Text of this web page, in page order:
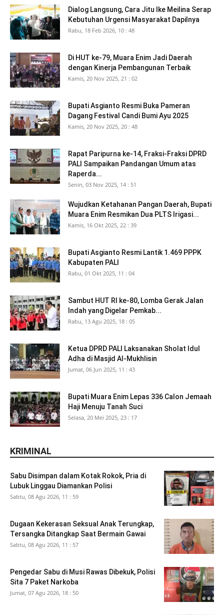
Dialog Langsung, Cara Jitu Ike Meilina Serap
Kebutuhan Urgensi Masyarakat Dapilnya
Rabu, 18 Feb 2026, 10 : 48
Di HUT ke-79, Muara Enim Jadi Daerah
dengan Kinerja Pembangunan Terbaik
Kamis, 20 Nov 2025, 21 : 02
Bupati Asgianto Resmi Buka Pameran
Dagang Festival Candi Bumi Ayu 2025
Kamis, 20 Nov 2025, 20 : 48
Rapat Paripurna ke-14, Fraksi-Fraksi DPRD
PALI Sampaikan Pandangan Umum atas
Raperda...
Senin, 03 Nov 2025, 14 : 51
Wujudkan Ketahanan Pangan Daerah, Bupati
Muara Enim Resmikan Dua PLTS Irigasi...
Kamis, 16 Okt 2025, 22 : 39
Bupati Asgianto Resmi Lantik 1.469 PPPK
Kabupaten PALI
Rabu, 01 Okt 2025, 11 : 04
Sambut HUT RI ke-80, Lomba Gerak Jalan
Indah yang Digelar Pemkab...
Rabu, 13 Agu 2025, 18 : 05
Ketua DPRD PALI Laksanakan Sholat Idul
Adha di Masjid Al-Mukhlisin
Jumat, 06 Jun 2025, 11 : 43
Bupati Muara Enim Lepas 336 Calon Jemaah
Haji Menuju Tanah Suci
Selasa, 20 Mei 2025, 23 : 17
KRIMINAL
Sabu Disimpan dalam Kotak Rokok, Pria di
Lubuk Linggau Diamankan Polisi
Sabtu, 08 Agu 2026, 11 : 59
Dugaan Kekerasan Seksual Anak Terungkap,
Tersangka Ditangkap Saat Bermain Gawai
Sabtu, 08 Agu 2026, 11 : 57
Pengedar Sabu di Musi Rawas Dibekuk, Polisi
Sita 7 Paket Narkoba
Jumat, 07 Agu 2026, 18 : 50